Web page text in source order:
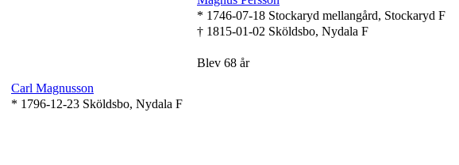
Carl Magnusson
* 1796-12-23 Sköldsbo, Nydala F
* 1746-07-18 Stockaryd mellangård, Stockaryd F
† 1815-01-02 Sköldsbo, Nydala F
Blev 68 år